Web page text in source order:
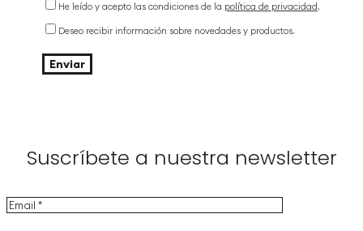
He leído y acepto las condiciones de la política de privacidad .
Deseo recibir información sobre novedades y productos.
Suscríbete a nuestra newsletter